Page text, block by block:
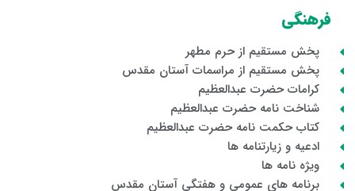
فرهنگی
پخش مستقیم از حرم مطهر
پخش مستقیم از مراسمات آستان مقدس
کرامات حضرت عبدالعظیم
شناخت نامه حضرت عبدالعظیم
کتاب حکمت نامه حضرت عبدالعظیم
ادعیه و زیارتنامه ها
ویژه نامه ها
برنامه های عمومی و هفتگی آستان مقدس